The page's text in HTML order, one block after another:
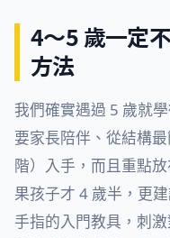
4～5 歲一定
方法
我們確實遇過 5 歲就
要家長陪伴、從結構
階）入手，而且重點
果孩子才 4 歲半，更
手指的入門教具，刺